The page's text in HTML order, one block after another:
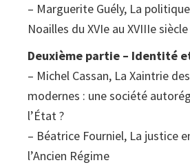
– Marguerite Guély, La
Noailles du XVIe au XVIIIe siècle
Deuxième partie – Identité
– Michel Cassan, La Xaintrie
modernes : une société
l’État ?
– Béatrice Fourniel, La justice
l’Ancien Régime